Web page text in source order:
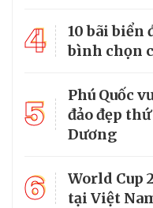
4
10 bãi biển
bình chọn
5
Phú Quốc
đảo đẹp
Dương
6
World Cup
tại Việt